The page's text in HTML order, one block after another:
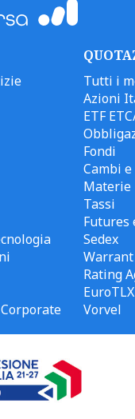
Tutti i
Azioni
ETF
Fondi
Cambi
Materie
Tassi
Futures
Sedex
Warrant
Rating
EuroTLX
Vorvel